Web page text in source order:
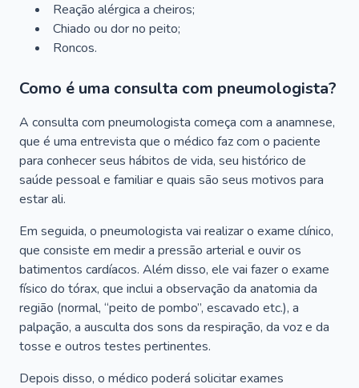
Reação alérgica a cheiros;
Chiado ou dor no peito;
Roncos.
Como é uma consulta com pneumologista?
A consulta com pneumologista começa com a anamnese,
que é uma entrevista que o médico faz com o paciente
para conhecer seus hábitos de vida, seu histórico de
saúde pessoal e familiar e quais são seus motivos para
estar ali.
Em seguida, o pneumologista vai realizar o exame clínico,
que consiste em medir a pressão arterial e ouvir os
batimentos cardíacos. Além disso, ele vai fazer o exame
físico do tórax, que inclui a observação da anatomia da
região (normal, “peito de pombo”, escavado etc.), a
palpação, a ausculta dos sons da respiração, da voz e da
tosse e outros testes pertinentes.
Depois disso, o médico poderá solicitar exames